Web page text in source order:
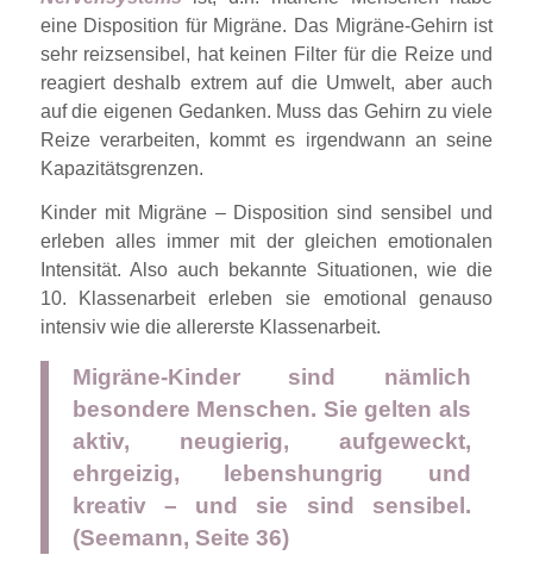
eine Disposition für Migräne. Das Migräne-Gehirn ist
sehr reizsensibel, hat keinen Filter für die Reize und
reagiert deshalb extrem auf die Umwelt, aber auch
auf die eigenen Gedanken. Muss das Gehirn zu viele
Reize verarbeiten, kommt es irgendwann an seine
Kapazitätsgrenzen.
Kinder mit Migräne – Disposition sind sensibel und
erleben alles immer mit der gleichen emotionalen
Intensität. Also auch bekannte Situationen, wie die
10. Klassenarbeit erleben sie emotional genauso
intensiv wie die allererste Klassenarbeit.
Migräne-Kinder sind nämlich
besondere Menschen. Sie gelten als
aktiv, neugierig, aufgeweckt,
ehrgeizig, lebenshungrig und
kreativ – und sie sind sensibel.
(Seemann, Seite 36)